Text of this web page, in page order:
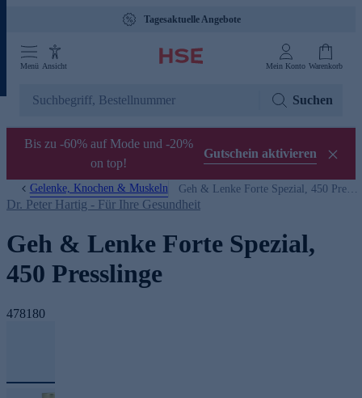
Tagesaktuelle Angebote
Menü Ansicht Mein Konto Warenkorb
Suchen
Bis zu -60% auf Mode und -20%
on top!
Gutschein aktivieren
Gelenke, Knochen & Muskeln Geh & Lenke Forte Spezial, 450 Presslinge
Dr. Peter Hartig - Für Ihre Gesundheit
Geh & Lenke Forte Spezial,
450 Presslinge
478180